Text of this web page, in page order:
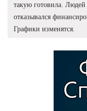
такую готовила. Людей
отказывался
Графики изменятся.